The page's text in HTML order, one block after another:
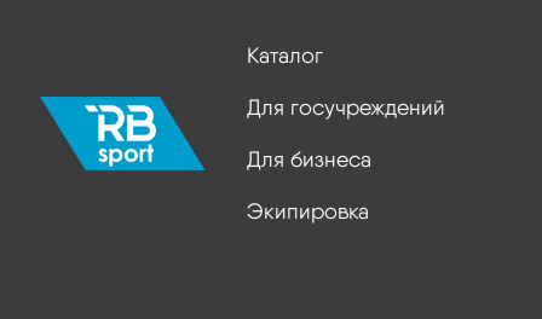
Каталог
Для госучреждений
Для бизнеса
Экипировка